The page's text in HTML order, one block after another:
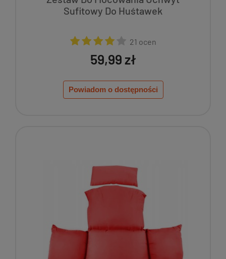
Sufitowy Do Huśtawek
21 ocen
59,99 zł
Powiadom o dostępności